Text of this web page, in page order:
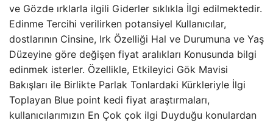
ve Gözde ırklarla ilgili Giderler sıklıkla İlgi edilmektedir.
Edinme Tercihi verilirken potansiyel Kullanıcılar,
dostlarının Cinsine, Irk Özelliği Hal ve Durumuna ve Yaş
Düzeyine göre değişen fiyat aralıkları Konusunda bilgi
edinmek isterler. Özellikle, Etkileyici Gök Mavisi
Bakışları ile Birlikte Parlak Tonlardaki Kürkleriyle İlgi
Toplayan Blue point kedi fiyat araştırmaları,
kullanıcılarımızın En Çok çok ilgi Duyduğu konulardan